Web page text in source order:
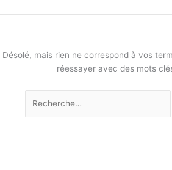
Désolé, mais rien ne correspond à vos
réessayer avec des mots